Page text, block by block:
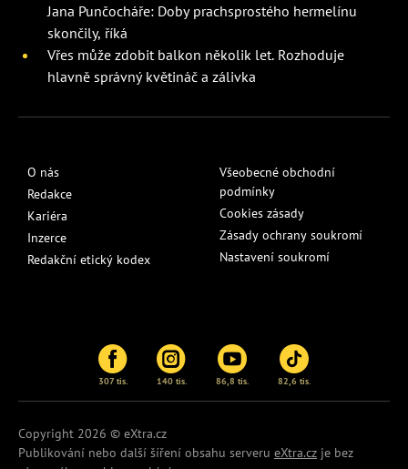
Jana Punčocháře: Doby prachsprostého hermelínu
skončily, říká
Vřes může zdobit balkon několik let. Rozhoduje
hlavně správný květináč a zálivka
O nás
Redakce
Kariéra
Inzerce
Redakční etický kodex
Všeobecné obchodní
podmínky
Cookies zásady
Zásady ochrany soukromí
Nastavení soukromí
307 tis. 140 tis. 86,8 tis. 82,6 tis.
Copyright 2026 © eXtra.cz
Publikování nebo další šíření obsahu serveru eXtra.cz je bez